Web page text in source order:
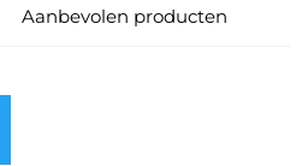
Aanbevolen producten